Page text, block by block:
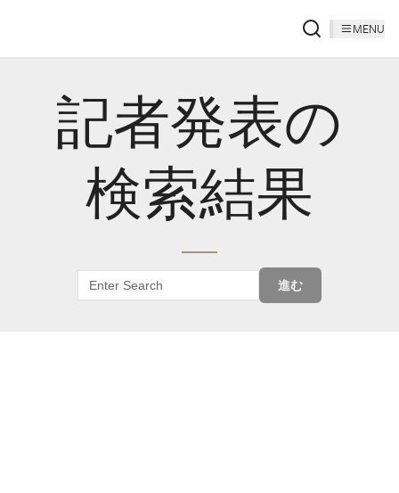
MENU
記者発表の
検索結果
進む